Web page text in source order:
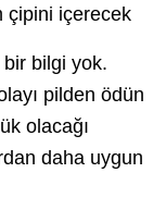
çipini içerecek
bilgi yok.
pilden ödün
olacağı
daha uygun